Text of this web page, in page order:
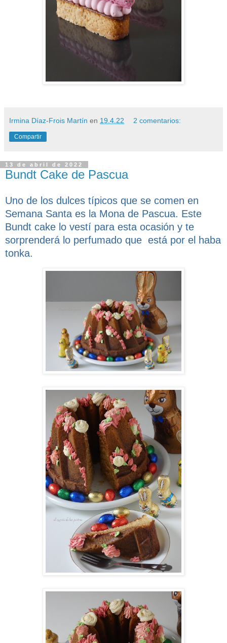
Irmina Díaz-Frois Martín en 19.4.22 2 comentarios:
Compartir
13 de abril de 2022
Bundt Cake de Pascua
Uno de los dulces típicos que se comen en
Semana Santa es la Mona de Pascua. Este
Bundt cake lo vestí para esta ocasión y te
sorprenderá lo perfumado que está por el haba
tonka.